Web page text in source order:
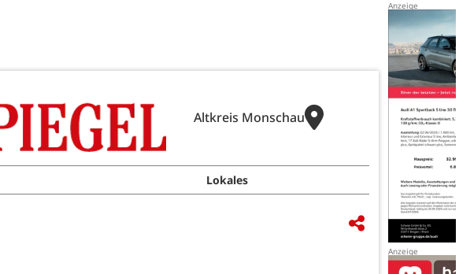
Altkreis Monschau
Lokales